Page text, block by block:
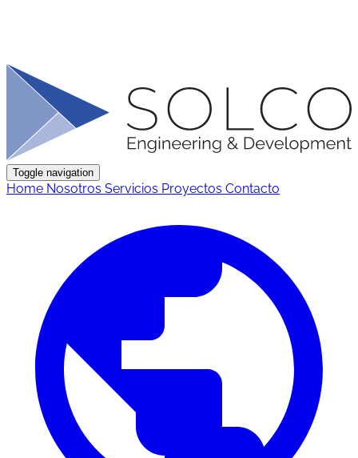
Toggle navigation
Home Nosotros Servicios Proyectos Contacto